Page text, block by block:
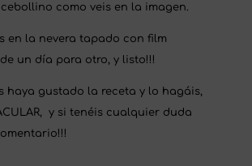
como veis en la imagen.
en la nevera tapado con film
un día para otro, y listo!!!
haya gustado la receta y lo hagáis,
y si tenéis cualquier duda